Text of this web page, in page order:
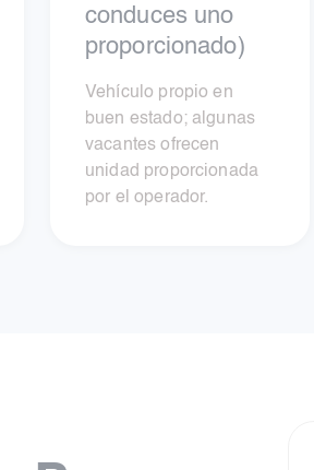
conduces uno
proporcionado)
Vehículo propio en
buen estado; algunas
vacantes ofrecen
unidad proporcionada
por el operador.